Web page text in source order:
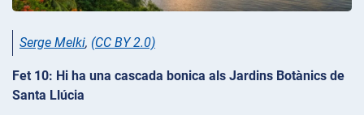
Serge Melki, (CC BY 2.0)
Fet 10: Hi ha una cascada bonica als Jardins Botànics de
Santa Llúcia